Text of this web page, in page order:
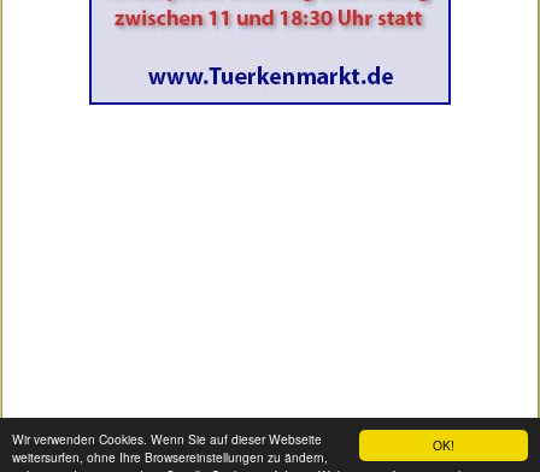
OK!
Wir verwenden Cookies. Wenn Sie auf dieser Webseite
weitersurfen, ohne Ihre Browsereinstellungen zu ändern,